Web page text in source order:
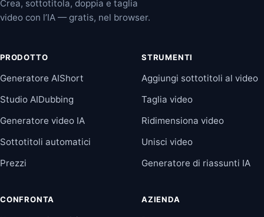
Crea, sottotitola, doppia e taglia
video con l’IA — gratis, nel browser.
PRODOTTO
Generatore AIShort
Studio AIDubbing
Generatore video IA
Sottotitoli automatici
Prezzi
STRUMENTI
Aggiungi sottotitoli al video
Taglia video
Ridimensiona video
Unisci video
Generatore di riassunti IA
CONFRONTA AZIENDA